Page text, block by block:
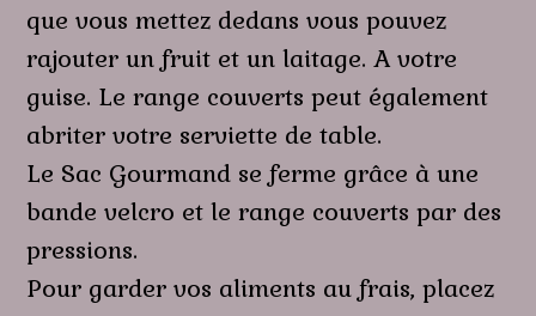
que vous mettez dedans vous pouvez
rajouter un fruit et un laitage. A votre
guise. Le range couverts peut également
abriter votre serviette de table.
Le Sac Gourmand se ferme grâce à une
bande velcro et le range couverts par des
pressions.
Pour garder vos aliments au frais, placez